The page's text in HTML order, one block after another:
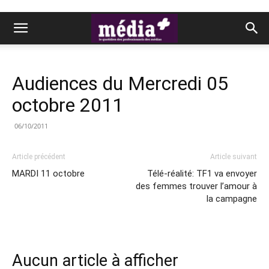
Audiences du Mercredi 05
octobre 2011
06/10/2011
Article précédent
MARDI 11 octobre
Article suivant
Télé-réalité: TF1 va envoyer
des femmes trouver l’amour à
la campagne
Aucun article à afficher